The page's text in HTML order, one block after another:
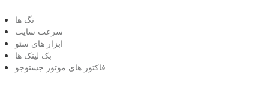
تگ ها
سرعت سایت
ابزار های سئو
بک لینک ها
فاکتور های موتور جستوجو